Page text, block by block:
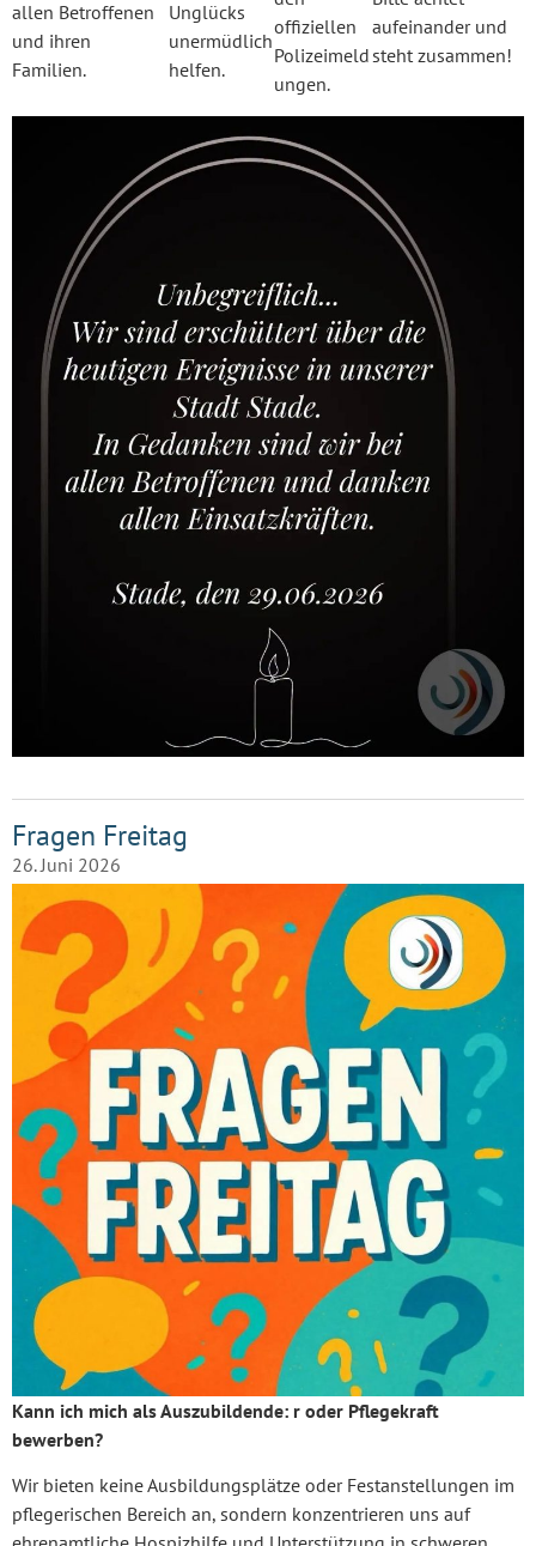
allen Betroffenen
und ihren
Familien.
Unglücks
unermüdlich
helfen.
offiziellen
Polizeimeld
ungen.
aufeinander und
steht zusammen!
Fragen Freitag
26. Juni 2026
Kann ich mich als Auszubildende: r oder Pflegekraft
bewerben?
Wir bieten keine Ausbildungsplätze oder Festanstellungen im
pflegerischen Bereich an, sondern konzentrieren uns auf